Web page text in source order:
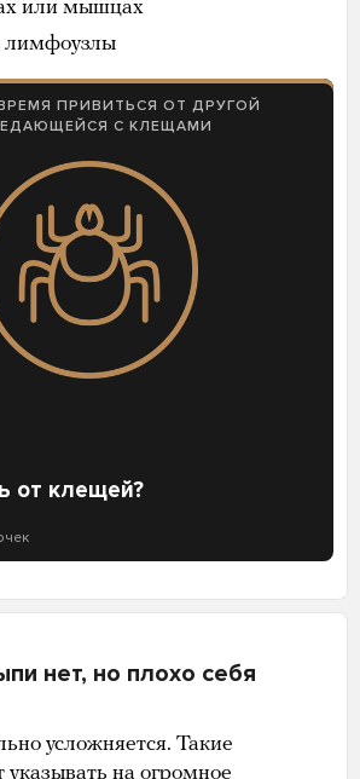
или мышцах
лимфоузлы
ПРИВИТЬСЯ ОТ ДРУГОЙ
С КЛЕЩАМИ
от клещей?
нет, но плохо себя
усложняется. Такие
на огромное